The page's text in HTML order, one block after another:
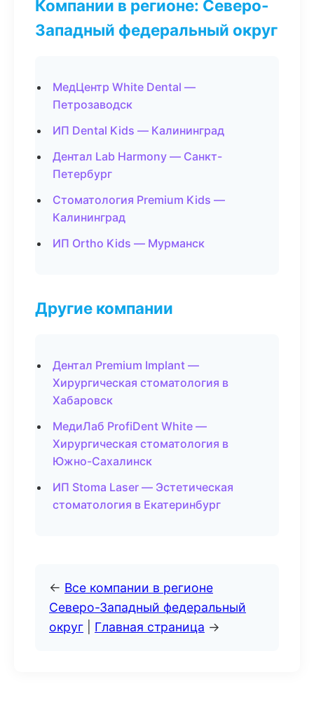
Компании в регионе: Северо-
Западный федеральный округ
МедЦентр White Dental —
Петрозаводск
ИП Dental Kids — Калининград
Дентал Lab Harmony — Санкт-
Петербург
Стоматология Premium Kids —
Калининград
ИП Ortho Kids — Мурманск
Другие компании
Дентал Premium Implant —
Хирургическая стоматология в
Хабаровск
МедиЛаб ProfiDent White —
Хирургическая стоматология в
Южно-Сахалинск
ИП Stoma Laser — Эстетическая
стоматология в Екатеринбург
← Все компании в регионе
Северо-Западный федеральный
округ
Главная страница →